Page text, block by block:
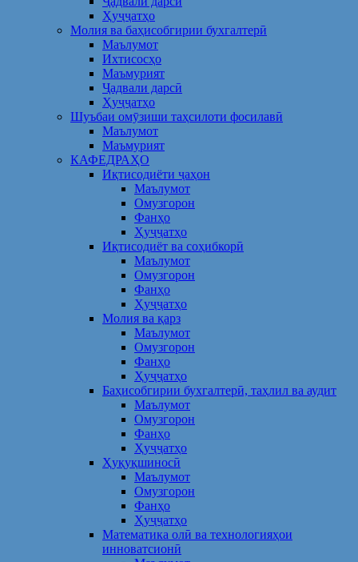
Ҳуҷҷатҳо
Молия ва баҳисобгирии бухгалтерӣ
Маълумот
Ихтисосҳо
Маъмурият
Ҷадвали дарсӣ
Ҳуҷҷатҳо
Шуъбаи омӯзиши таҳсилоти фосилавӣ
Маълумот
Маъмурият
КАФЕДРАҲО
Иқтисодиёти ҷаҳон
Маълумот
Омузгорон
Фанҳо
Ҳуҷҷатҳо
Иқтисодиёт ва соҳибкорӣ
Маълумот
Омузгорон
Фанҳо
Ҳуҷҷатҳо
Молия ва қарз
Маълумот
Омузгорон
Фанҳо
Ҳуҷҷатҳо
Баҳисобгирии бухгалтерӣ, таҳлил ва аудит
Маълумот
Омузгорон
Фанҳо
Ҳуҷҷатҳо
Ҳуқуқшиносӣ
Маълумот
Омузгорон
Фанҳо
Ҳуҷҷатҳо
Математика олӣ ва технологияҳои
инноватсионӣ